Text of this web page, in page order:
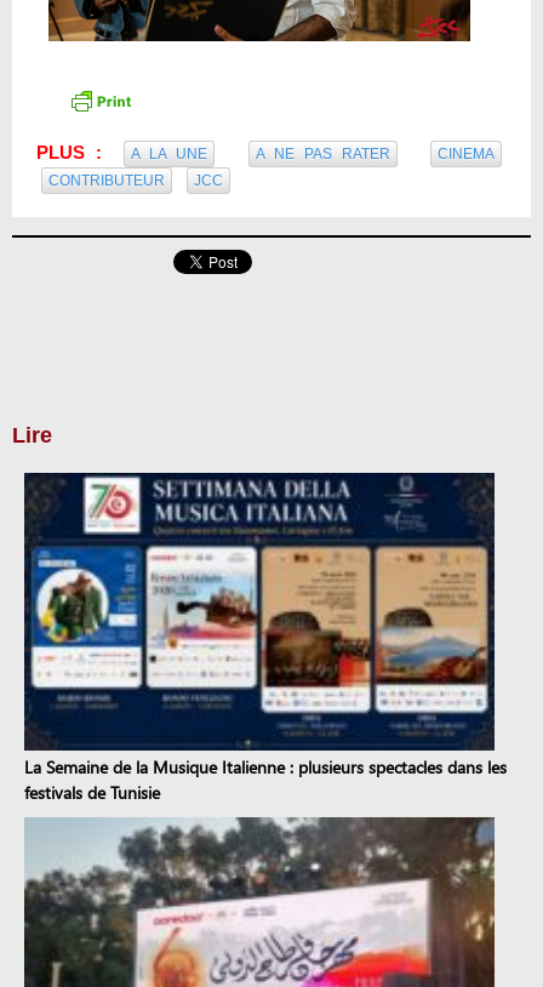
PLUS : A LA UNE A NE PAS RATER
CINEMA
CONTRIBUTEUR
JCC
Lire
La Semaine de la Musique Italienne : plusieurs spectacles dans les
festivals de Tunisie